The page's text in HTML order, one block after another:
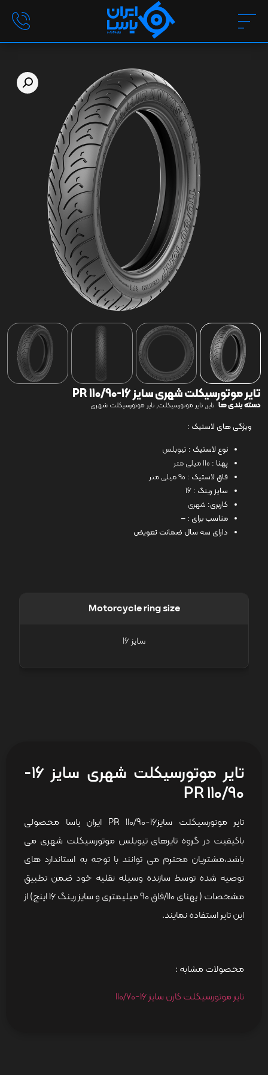
تایر موتورسیکلت شهری سایز 16-110/90 PR
دسته بندی ها تایر, تایر موتورسیکلت, تایر موتورسیکلت شهری
ویژگی های لاستیک :
نوع لاستیک : تیوبلس
پهنا : 110 میلی متر
فاق لاستیک : 90 میلی متر
سایز رینگ : 16
کاربری: شهری
مناسب برای : –
دارای سه سال ضمانت تعویض
Motorcycle ring size
سایز 16
تایر موتورسیکلت شهری سایز 16-
110/90 PR
تایر موتورسیکلت سایز16-110/90 PR ایران یاسا محصولی
باکیفیت در گروه تایرهای تیوبلس موتورسیکلت شهری می
باشد،مشتریان محترم می توانند با توجه به استاندارد های
توصیه شده توسط سازنده وسیله نقلیه خود ضمن تطبیق
مشخصات ( پهنای 110/فاق 90 میلیمتری و سایز رینگ 16 اینچ) از
این تایر استفاده نمایند.
محصولات مشابه :
تایر موتورسیکلت کارن سایز 16-110/70